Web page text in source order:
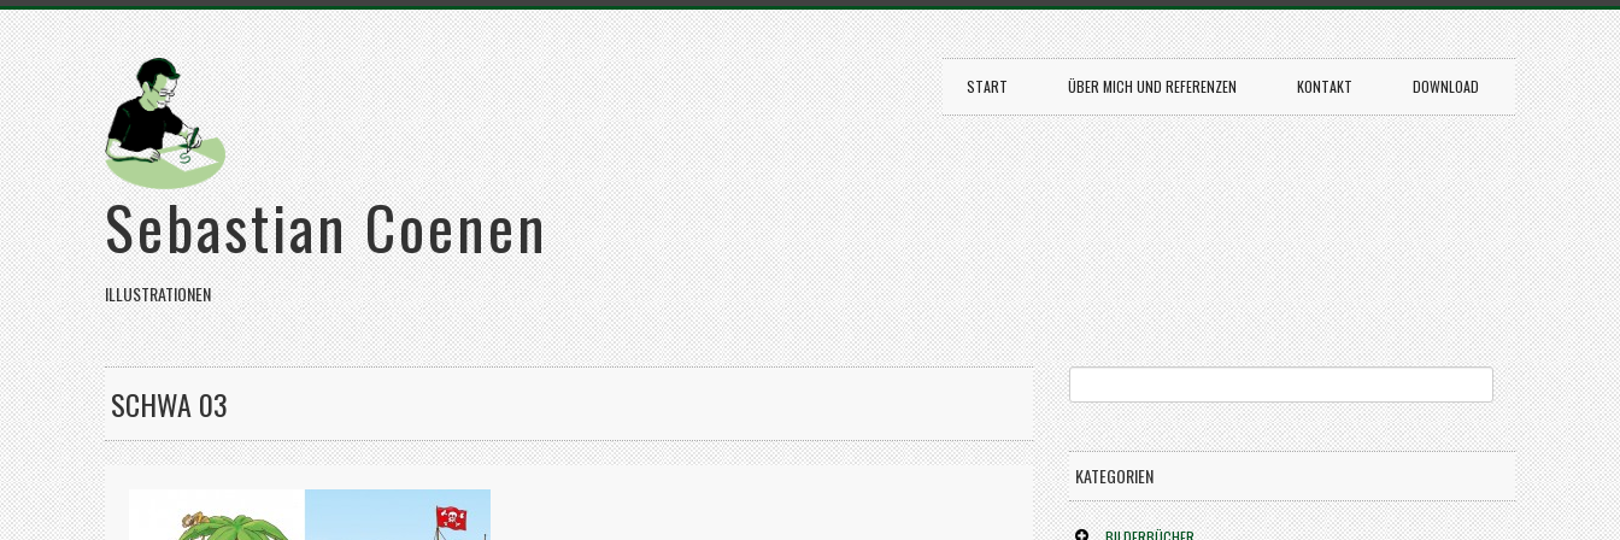
Sebastian Coenen
ILLUSTRATIONEN
START ÜBER MICH UND REFERENZEN KONTAKT DOWNLOAD
SCHWA 03
KATEGORIEN